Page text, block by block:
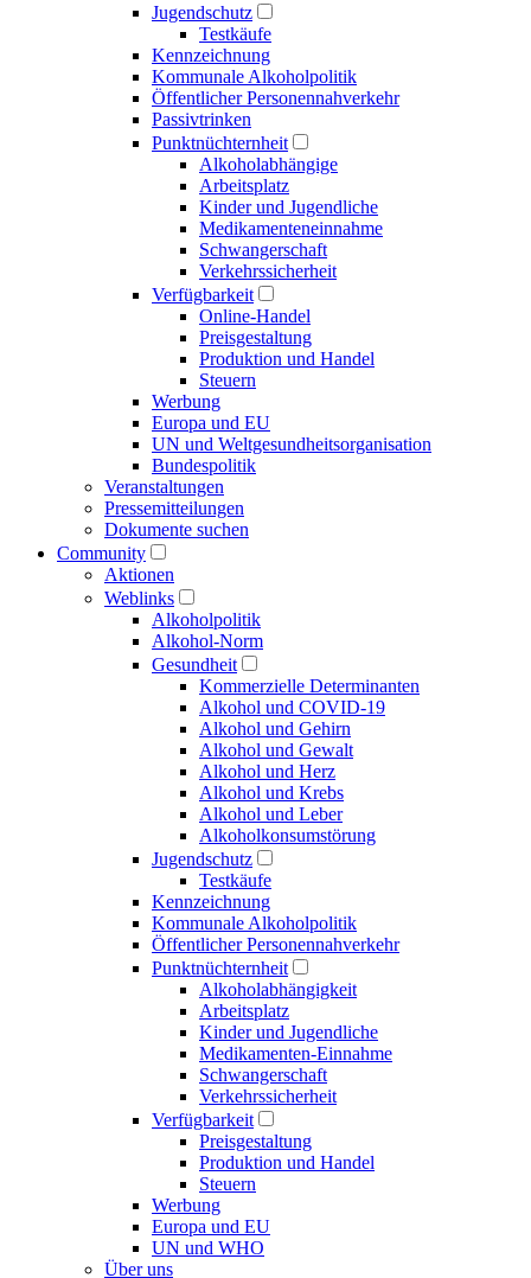
Jugendschutz
Testkäufe
Kennzeichnung
Kommunale Alkoholpolitik
Öffentlicher Personen­nahverkehr
Passivtrinken
Punkt­nüchternheit
Alkohol­abhängige
Arbeitsplatz
Kinder und Jugendliche
Medikamenten­einnahme
Schwangerschaft
Verkehrs­sicherheit
Verfügbarkeit
Online-Handel
Preisgestaltung
Produktion und Handel
Steuern
Werbung
Europa und EU
UN und Welt­gesundheits­organisation
Bundespolitik
Veranstaltungen
Presse­mitteilungen
Dokumente suchen
Community
Aktionen
Weblinks
Alkoholpolitik
Alkohol-Norm
Gesundheit
Kommerzielle Determinanten
Alkohol und COVID-19
Alkohol und Gehirn
Alkohol und Gewalt
Alkohol und Herz
Alkohol und Krebs
Alkohol und Leber
Alkoholkonsumstörung
Jugendschutz
Testkäufe
Kennzeichnung
Kommunale Alkoholpolitik
Öffentlicher Personennahverkehr
Punktnüchternheit
Alkoholabhängigkeit
Arbeitsplatz
Kinder und Jugendliche
Medikamenten-Einnahme
Schwangerschaft
Verkehrssicherheit
Verfügbarkeit
Preisgestaltung
Produktion und Handel
Steuern
Werbung
Europa und EU
UN und WHO
Über uns